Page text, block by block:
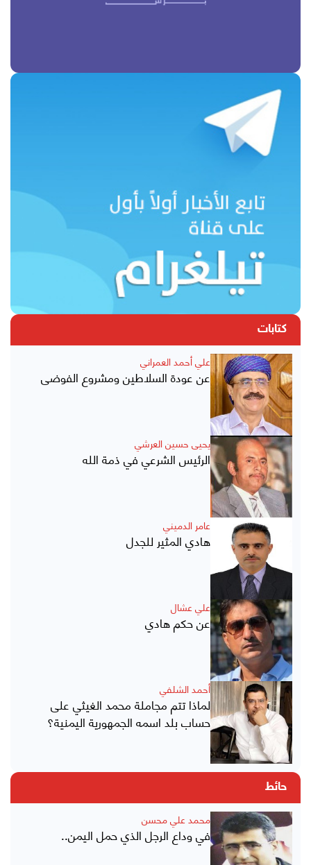
كتابات
علي أحمد العمراني
عن عودة السلاطين ومشروع الفوضى
يحيى حسين العرشي
الرئيس الشرعي في ذمة الله
عامر الدميني
هادي المثير للجدل
علي عشال
عن حكم هادي
أحمد الشلفي
لماذا تتم مجاملة محمد الغيثي على
حساب بلد اسمه الجمهورية اليمنية؟
حائط
محمد علي محسن
في وداع الرجل الذي حمل اليمن..